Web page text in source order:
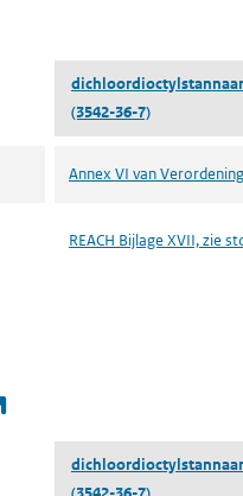
(3542-36-7)
Annex VI van
REACH Bijlage XVII, zie